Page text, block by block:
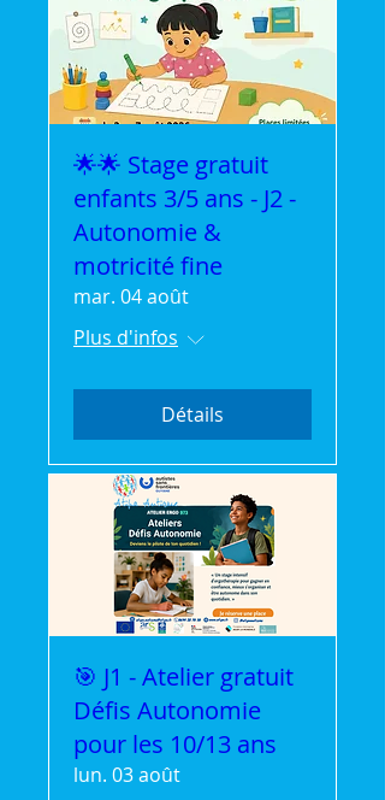
🌟🌟 Stage gratuit
enfants 3/5 ans - J2 -
Autonomie &
motricité fine
mar. 04 août
Plus d'infos
Détails
🎯 J1 - Atelier gratuit
Défis Autonomie
pour les 10/13 ans
lun. 03 août